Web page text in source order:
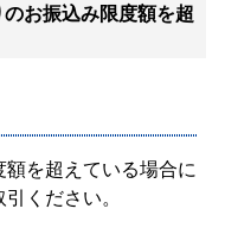
お振込み限度額を超
を超えている場合に
ください。